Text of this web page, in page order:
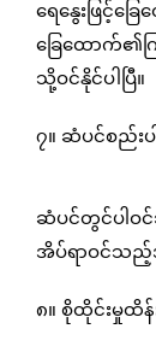
ရေနွေးဖြင့်ခ
ခြေထောက်၏က
သို့ဝင်နိုင်ပါပြီ။
၇။ ဆံပင်စည်းပ
ဆံပင်တွင်ပါဝ
အိပ်ရာဝင်သည့်
၈။ စိုထိုင်းမှုထိ